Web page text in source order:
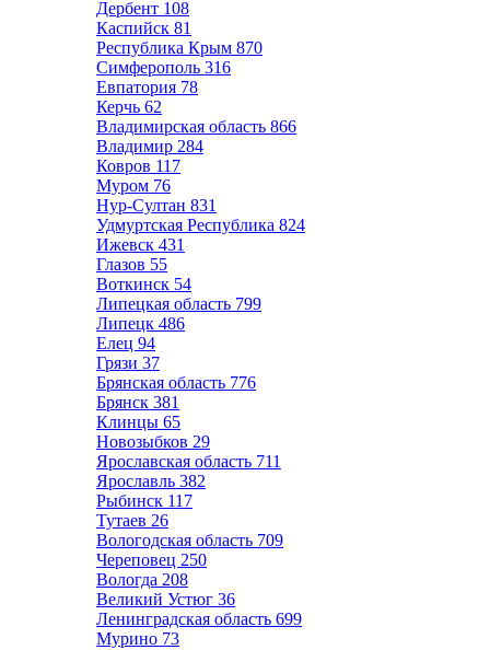
Дербент 108
Каспийск 81
Республика Крым 870
Симферополь 316
Евпатория 78
Керчь 62
Владимирская область 866
Владимир 284
Ковров 117
Муром 76
Нур-Султан 831
Удмуртская Республика 824
Ижевск 431
Глазов 55
Воткинск 54
Липецкая область 799
Липецк 486
Елец 94
Грязи 37
Брянская область 776
Брянск 381
Клинцы 65
Новозыбков 29
Ярославская область 711
Ярославль 382
Рыбинск 117
Тутаев 26
Вологодская область 709
Череповец 250
Вологда 208
Великий Устюг 36
Ленинградская область 699
Мурино 73